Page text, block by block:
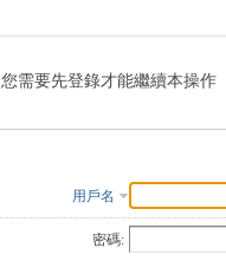
您需要先登錄才能繼續本操作
用戶名
密碼: